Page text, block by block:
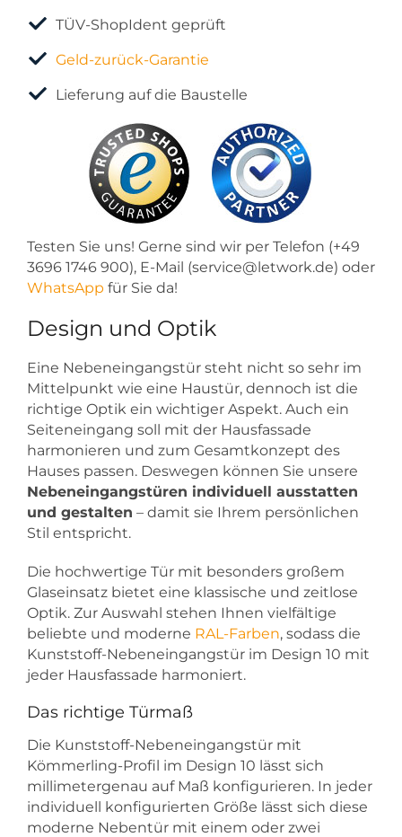
TÜV-ShopIdent geprüft
Geld-zurück-Garantie
Lieferung auf die Baustelle
Testen Sie uns! Gerne sind wir per Telefon (+49
3696 1746 900), E-Mail (service@letwork.de) oder
WhatsApp für Sie da!
Design und Optik
Eine Nebeneingangstür steht nicht so sehr im
Mittelpunkt wie eine Haustür, dennoch ist die
richtige Optik ein wichtiger Aspekt. Auch ein
Seiteneingang soll mit der Hausfassade
harmonieren und zum Gesamtkonzept des
Hauses passen. Deswegen können Sie unsere
Nebeneingangstüren individuell ausstatten
und gestalten – damit sie Ihrem persönlichen
Stil entspricht.
Die hochwertige Tür mit besonders großem
Glaseinsatz bietet eine klassische und zeitlose
Optik. Zur Auswahl stehen Ihnen vielfältige
beliebte und moderne RAL-Farben, sodass die
Kunststoff-Nebeneingangstür im Design 10 mit
jeder Hausfassade harmoniert.
Das richtige Türmaß
Die Kunststoff-Nebeneingangstür mit
Kömmerling-Profil im Design 10 lässt sich
millimetergenau auf Maß konfigurieren. In jeder
individuell konfigurierten Größe lässt sich diese
moderne Nebentür mit einem oder zwei